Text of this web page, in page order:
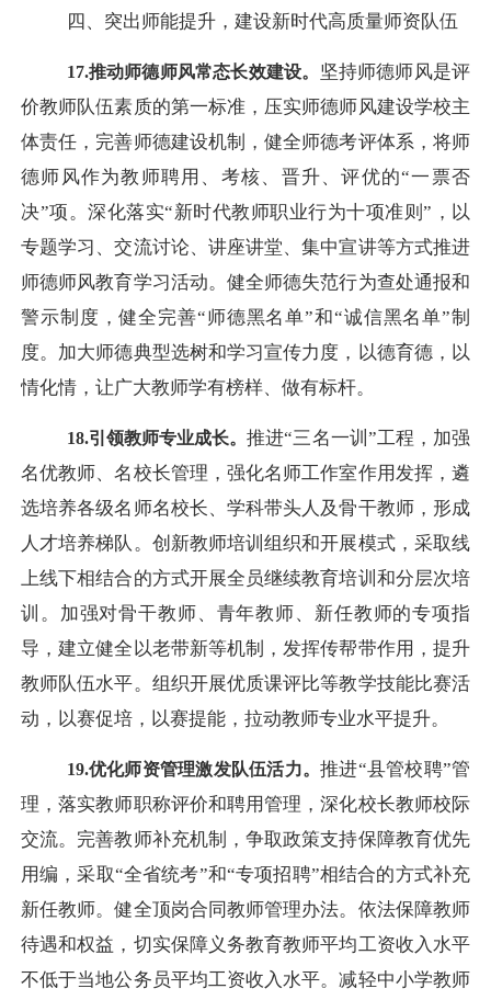
四、突出师能提升，建设新时代高质量师资队伍
17.推动师德师风常态长效建设。 坚持师德师风是评
价教师队伍素质的第一标准，压实师德师风建设学校主
体责任，完善师德建设机制，健全师德考评体系，将师
德师风作为教师聘用、考核、晋升、评优的“一票否
决”项。深化落实“新时代教师职业行为十项准则”，以
专题学习、交流讨论、讲座讲堂、集中宣讲等方式推进
师德师风教育学习活动。 健全师德失范行为查处通报和
警示制度，健全完善“师德黑名单”和“诚信黑名单”制
度。加大师德典型选树和学习宣传力度，以德育德，以
情化情，让广大教师学有榜样、做有标杆。
18.引领教师专业成长。推进“三名一训”工程，加强
名优教师、名校长管理，强化名师工作室作用发挥，遴
选培养各级名师名校长、学科带头人及骨干教师，形成
人才培养梯队。创新教师培训组织和开展模式，采取线
上线下相结合的方式开展全员继续教育培训和分层次培
训。加强对骨干教师、青年教师、新任教师的专项指
导，建立健全以老带新等机制，发挥传帮带作用，提升
教师队伍水平。组织开展优质课评比等教学技能比赛活
动，以赛促培，以赛提能，拉动教师专业水平提升。
19.优化师资管理激发队伍活力。推进“县管校聘”管
理，落实教师职称评价和聘用管理，深化校长教师校际
交流。完善教师补充机制，争取政策支持保障教育优先
用编，采取“全省统考”和“专项招聘”相结合的方式补充
新任教师。健全顶岗合同教师管理办法。依法保障教师
待遇和权益，切实保障义务教育教师平均工资收入水平
不低于当地公务员平均工资收入水平。减轻中小学教师